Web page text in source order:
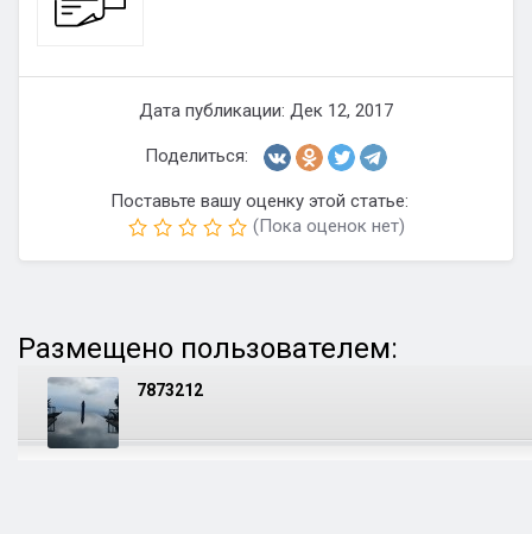
Дата публикации: Дек 12, 2017
Поделиться:
Поставьте вашу оценку этой статье:
(Пока оценок нет)
Размещено пользователем:
7873212